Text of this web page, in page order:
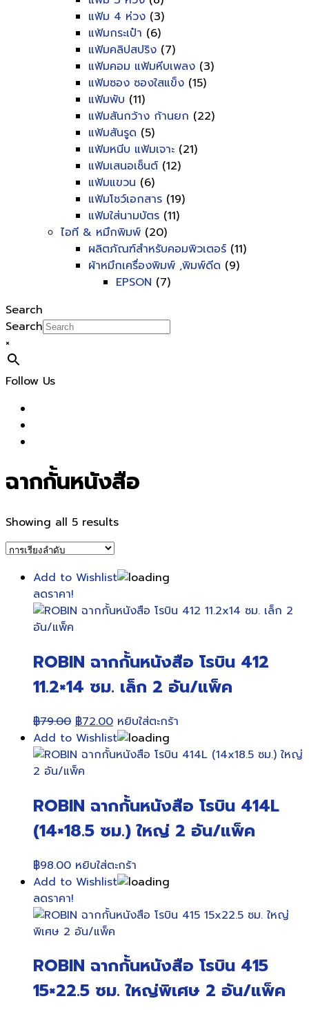
แฟ้ม 4 ห่วง (3)
แฟ้มกระเป๋า (6)
แฟ้มคลิปสปริง (7)
แฟ้มคอม แฟ้มหีบเพลง (3)
แฟ้มซอง ซองใสแข็ง (15)
แฟ้มพับ (11)
แฟ้มสันกว้าง ก้านยก (22)
แฟ้มสันรูด (5)
แฟ้มหนีบ แฟ้มเจาะ (21)
แฟ้มเสนอเซ็นต์ (12)
แฟ้มแขวน (6)
แฟ้มโชว์เอกสาร (19)
แฟ้มใส่นามบัตร (11)
ไอที & หมึกพิมพ์ (20)
ผลิตภัณฑ์สำหรับคอมพิวเตอร์ (11)
ผ้าหมึกเครื่องพิมพ์ ,พิมพ์ดีด (9)
EPSON (7)
Search
Search
×
Follow Us
ฉากกั้นหนังสือ
Showing all 5 results
Add to Wishlist
ลดราคา!
ROBIN ฉากกั้นหนังสือ โรบิน 412
11.2×14 ซม. เล็ก 2 อัน/แพ็ค
฿79.00 Original
price
was:
฿79.00.
฿72.00Current
price
is:
หยิบใส่ตะกร้า
Add to Wishlist
ROBIN ฉากกั้นหนังสือ โรบิน 414L
(14×18.5 ซม.) ใหญ่ 2 อัน/แพ็ค
฿98.00 หยิบใส่ตะกร้า
Add to Wishlist
ลดราคา!
ROBIN ฉากกั้นหนังสือ โรบิน 415
15×22.5 ซม. ใหญ่พิเศษ 2 อัน/แพ็ค